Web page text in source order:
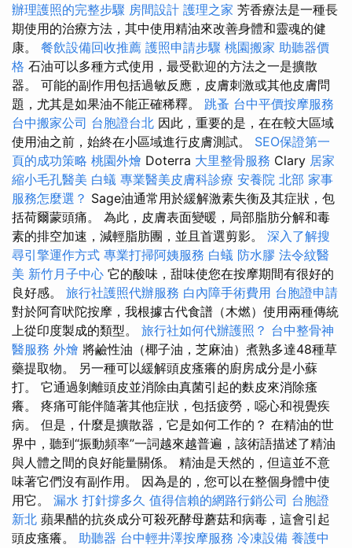
辦理護照的完整步驟 房間設計 護理之家 芳香療法是一種長
期使用的治療方法，其中使用精油來改善身體和靈魂的健
康。 餐飲設備回收推薦 護照申請步驟 桃園搬家 助聽器價
格 石油可以多種方式使用，最受歡迎的方法之一是擴散
器。 可能的副作用包括過敏反應，皮膚刺激或其他皮膚問
題，尤其是如果油不能正確稀釋。 跳蚤 台中平價按摩服務
台中搬家公司 台胞證台北 因此，重要的是，在在較大區域
使用油之前，始終在小區域進行皮膚測試。 SEO保證第一
頁的成功策略 桃園外燴 Doterra 大里整骨服務 Clary 居家
縮小毛孔醫美 白蟻 專業醫美皮膚科診療 安養院 北部 家事
服務怎麼選？ Sage油通常用於緩解激素失衡及其症狀，包
括荷爾蒙頭痛。 為此，皮膚表面變暖，局部脂肪分解和毒
素的排空加速，減輕脂肪團，並且首選剪影。 深入了解搜
尋引擎運作方式 專業打掃阿姨服務 白蟻 防水膠 法令紋醫
美 新竹月子中心 它的酸味，甜味使您在按摩期間有很好的
良好感。 旅行社護照代辦服務 白內障手術費用 台胞證申請
對於阿育吠陀按摩，我根據古代食譜（木燃）使用兩種傳統
上從印度製成的類型。 旅行社如何代辦護照？ 台中整骨神
醫服務 外燴 將鹼性油（椰子油，芝麻油）煮熟多達48種草
藥提取物。 另一種可以緩解頭皮瘙癢的廚房成分是小蘇
打。 它通過剝離頭皮並消除由真菌引起的麩皮來消除瘙
癢。 疼痛可能伴隨著其他症狀，包括疲勞，噁心和視覺疾
病。 但是，什麼是擴散器，它是如何工作的？ 在精油的世
界中，聽到“振動頻率”一詞越來越普遍，該術語描述了精油
與人體之間的良好能量關係。 精油是天然的，但這並不意
味著它們沒有副作用。 因為是的，您可以在整個身體中使
用它。 漏水 打針撐多久 值得信賴的網路行銷公司 台胞證
新北 蘋果醋的抗炎成分可殺死酵母蘑菇和病毒，這會引起
頭皮瘙癢。 助聽器 台中輕井澤按摩服務 冷凍設備 養護中